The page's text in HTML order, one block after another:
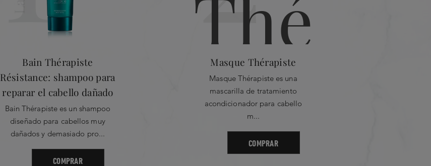
cetrimonio - Geraniol - Glicerina - Trehalosa -
Polisacáridos de semillas de Tamarindus Indica - Extracto
de hoja de Myrothamnus Flabellifolia - Fragancia
0
0
Bain Thérapiste
Résistance: shampoo para
reparar el cabello dañado
Bain Thérapiste es un shampoo
diseñado para cabellos muy
dañados y demasiado pro...
COMPRAR
Masque Thérapiste
Masque Thérapiste es una
mascarilla de tratamiento
acondicionador para cabello
m...
COMPRAR